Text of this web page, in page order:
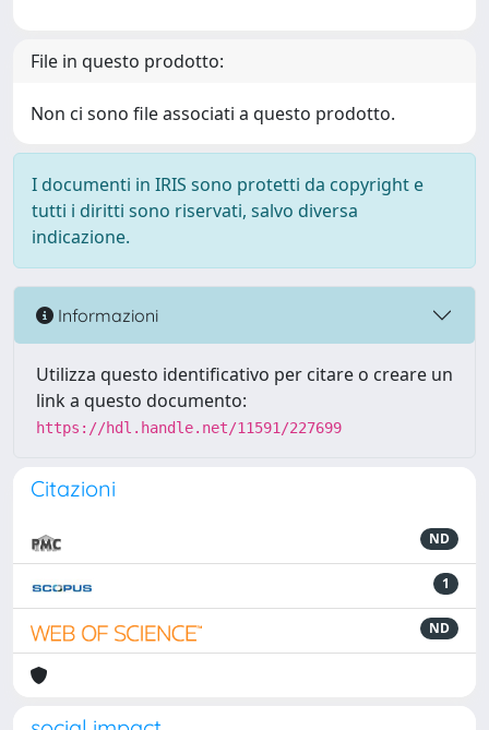
File in questo prodotto:
Non ci sono file associati a questo prodotto.
I documenti in IRIS sono protetti da copyright e
tutti i diritti sono riservati, salvo diversa
indicazione.
Informazioni
Utilizza questo identificativo per citare o creare un
link a questo documento:
https://hdl.handle.net/11591/227699
Citazioni
ND
1
ND